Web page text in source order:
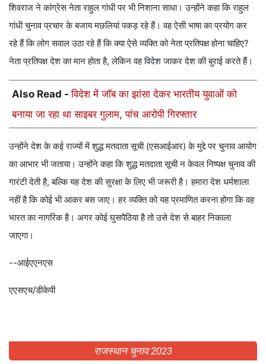
शिवराज ने कांग्रेस नेता राहुल गांधी पर भी निशाना साधा। उन्होंने कहा कि राहुल
गांधी चुनाव प्रचार के बजाय मछलियां पकड़ रहे हैं। वह ऐसी भाषा का प्रयोग कर
रहे हैं कि लोग सवाल उठा रहे हैं कि क्या ऐसे व्यक्ति को नेता प्रतिपक्ष होना चाहिए?
नेता प्रतिपक्ष देश का मान होता है, लेकिन वह विदेश जाकर देश की बुराई करते हैं।
Also Read -विदेश में जॉब का झांसा देकर भारतीय युवाओं को
बनाया जा रहा था साइबर गुलाम, पांच आरोपी गिरफ्तार
उन्‍होंने देश के कई राज्यों में शुद्ध मतदाता सूची (एसआईआर) के मुद्दे पर चुनाव आयोग
का आभार भी जताया। उन्होंने कहा कि शुद्ध मतदाता सूची न केवल निष्पक्ष चुनाव की
गारंटी देती है, बल्कि यह देश की सुरक्षा के लिए भी जरूरी है। हमारा देश धर्मशाला
नहीं है कि कोई भी आकर बस जाए। हर व्यक्ति को यह प्रमाणित करना होगा कि वह
भारत का नागरिक है। अगर कोई घुसपैठिया है तो उसे देश से बाहर निकाला
जाएगा।
--आईएएनएस
एएसएच/डीकेपी
राजस्थान चुनाव 2023